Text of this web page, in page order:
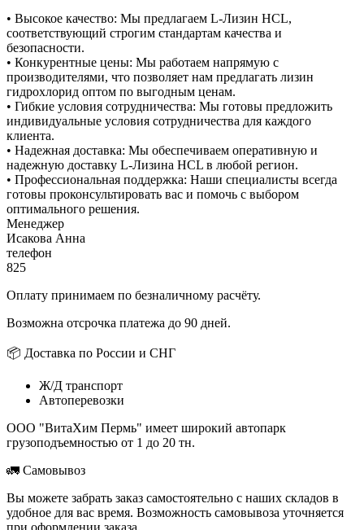
• Высокое качество: Мы предлагаем L-Лизин HCL,
соответствующий строгим стандартам качества и
безопасности.
• Конкурентные цены: Мы работаем напрямую с
производителями, что позволяет нам предлагать лизин
гидрохлорид оптом по выгодным ценам.
• Гибкие условия сотрудничества: Мы готовы предложить
индивидуальные условия сотрудничества для каждого
клиента.
• Надежная доставка: Мы обеспечиваем оперативную и
надежную доставку L-Лизина HCL в любой регион.
• Профессиональная поддержка: Наши специалисты всегда
готовы проконсультировать вас и помочь с выбором
оптимального решения.
Менеджер
Исакова Анна
телефон
825
Оплату принимаем по безналичному расчёту.
Возможна отсрочка платежа до 90 дней.
📦 Доставка по России и СНГ
Ж/Д транспорт
Автоперевозки
ООО "ВитаХим Пермь" имеет широкий автопарк
грузоподъемностью от 1 до 20 тн.
🚛 Самовывоз
Вы можете забрать заказ самостоятельно с наших складов в
удобное для вас время. Возможность самовывоза уточняется
при оформлении заказа.